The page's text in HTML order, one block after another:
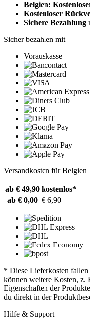
Belgien:
Kostenloser
Sichere Bezahlung
Sicher bezahlen mit
Vorauskasse
Versandkosten für Belgien
ab € 49,90 kostenlos*
ab € 0,00 € 6,90
* Diese Lieferkosten fallen
können weitere Kosten, z.
Eigenschaften der
du direkt in der
Hilfe & Support